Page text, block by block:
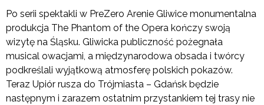
Po serii spektakli w PreZero Arenie Gliwice monumentalna
produkcja The Phantom of the Opera kończy swoją
wizytę na Śląsku. Gliwicka publiczność pożegnała
musical owacjami, a międzynarodowa obsada i twórcy
podkreślali wyjątkową atmosferę polskich pokazów.
Teraz Upiór rusza do Trójmiasta – Gdańsk będzie
następnym i zarazem ostatnim przystankiem tej trasy nie